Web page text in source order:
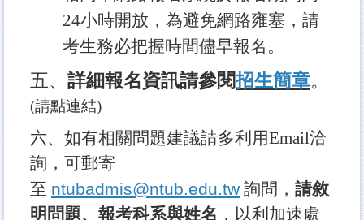
24小時開放，為避免網路雍塞，請
考生務必把握時間儘早報名。
五、 詳細報名資訊請參閱招生簡章。
(請點連結)
六、如有相關問題建議請多利用Email洽
詢，可郵寄
至 ntubadmis@ntub.edu.tw 詢問， 請敘
明 問題、報考科系與姓名 ，以利加速處